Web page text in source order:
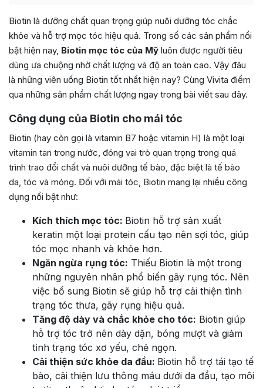
Biotin là dưỡng chất quan trọng giúp nuôi dưỡng tóc chắc
khỏe và hỗ trợ mọc tóc hiệu quả. Trong số các sản phẩm nổi
bật hiện nay, Biotin mọc tóc của Mỹ luôn được người tiêu
dùng ưa chuộng nhờ chất lượng và độ an toàn cao. Vậy đâu
là những viên uống Biotin tốt nhất hiện nay? Cùng Vivita điểm
qua những sản phẩm chất lượng ngay trong bài viết sau đây.
Công dụng của Biotin cho mái tóc
Biotin (hay còn gọi là vitamin B7 hoặc vitamin H) là một loại
vitamin tan trong nước, đóng vai trò quan trọng trong quá
trình trao đổi chất và nuôi dưỡng tế bào, đặc biệt là tế bào
da, tóc và móng. Đối với mái tóc, Biotin mang lại nhiều công
dụng nổi bật như:
Kích thích mọc tóc: Biotin hỗ trợ sản xuất
keratin một loại protein cấu tạo nên sợi tóc, giúp
tóc mọc nhanh và khỏe hơn.
Ngăn ngừa rụng tóc: Thiếu Biotin là một trong
những nguyên nhân phổ biến gây rụng tóc. Nên
việc bổ sung Biotin sẽ giúp hỗ trợ cải thiện tình
trạng tóc thưa, gãy rụng hiệu quả.
Tăng độ dày và chắc khỏe cho tóc: Biotin giúp
hỗ trợ tóc trở nên dày dặn, bóng mượt và giảm
tình trạng tóc xơ yếu, chẻ ngọn.
Cải thiện sức khỏe da đầu: Biotin hỗ trợ tái tạo tế
bào, cải thiện lưu thông máu dưới da đầu, tạo môi